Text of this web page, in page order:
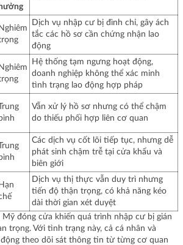
hưởng
Nghiêm
Dịch vụ nhập cư bị đình chỉ, gây ách
tắc các hồ sơ cần chứng nhận lao
động
Nghiêm
Hệ thống tạm ngưng hoạt động,
doanh nghiệp không thể xác minh
tình trạng lao động hợp pháp
bình
Vẫn xử lý hồ sơ nhưng có thể chậm
do thiếu phối hợp liên cơ quan
bình
Các dịch vụ cốt lõi tiếp tục, nhưng dễ
phát sinh chậm trễ tại cửa khẩu và
biên giới
Hạn
Dịch vụ thị thực vẫn duy trì nhưng
tiến độ thận trọng, có khả năng kéo
dài thời gian xét duyệt
đóng cửa khiến quá trình nhập cư bị gián
trọng. Với tình trạng này, cả cá nhân và
theo dõi sát thông tin từ từng cơ quan